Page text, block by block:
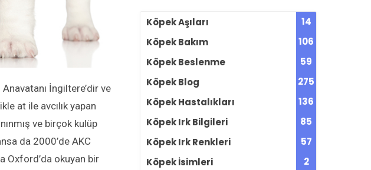
Anavatanı İngiltere’dir ve
at ile avcılık yapan
ve birçok kulüp
da 2000’de AKC
Oxford’da okuyan bir
Köpek Aşıları
14
Köpek Bakım
106
Köpek Beslenme
59
Köpek Blog
275
Köpek Hastalıkları
136
Köpek Irk Bilgileri
85
Köpek Irk Renkleri
57
Köpek İsimleri
2